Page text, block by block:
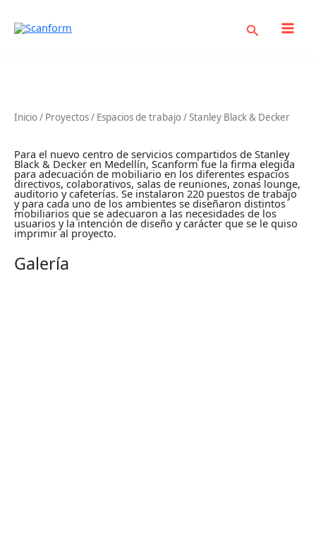
contenido
Buscar
Inicio/ Proyectos/ Espacios de trabajo/ Stanley Black & Decker
Para el nuevo centro de servicios compartidos de Stanley
Black & Decker en Medellín, Scanform fue la firma elegida
para adecuación de mobiliario en los diferentes espacios
directivos, colaborativos, salas de reuniones, zonas lounge,
auditorio y cafeterías. Se instalaron 220 puestos de trabajo
y para cada uno de los ambientes se diseñaron distintos
mobiliarios que se adecuaron a las necesidades de los
usuarios y la intención de diseño y carácter que se le quiso
imprimir al proyecto.
Galería